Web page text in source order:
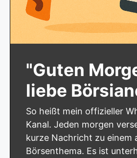
"Guten
liebe
So heißt mein offizieller
Kanal. Jeden morgen
kurze Nachricht zu einem
Börsenthema. Es ist